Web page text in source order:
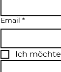
Email *
Ich